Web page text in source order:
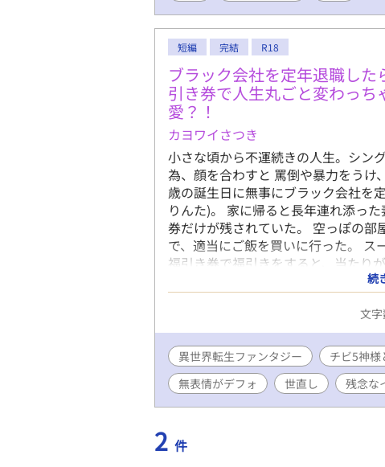
短編 完結 R18
ブラック会社を定年退職し
引き券で人生丸ごと変わっ
愛？！
カヨワイさつき
小さな頃から不運続きの人生。シン
為、顔を合わすと 罵倒や暴力をうけ
歳の誕生日に無事にブラック会社を
りんた)。 家に帰ると長年連れ添っ
券だけが残されていた。 空っぽの部
で、適当にご飯を買いに行った。 ス
福引き券で福引きをすると、当たり
券です。」 とハイテーションで言わ
た。 おっちょこちょいの神様の謝罪
度こそ幸せに……。 第二の人生、異
いの神様と個性豊かな神様たちと
続
文
異世界転生ファンタジー チビ5神
無表情がデフォ
世直し 残念な
2 件